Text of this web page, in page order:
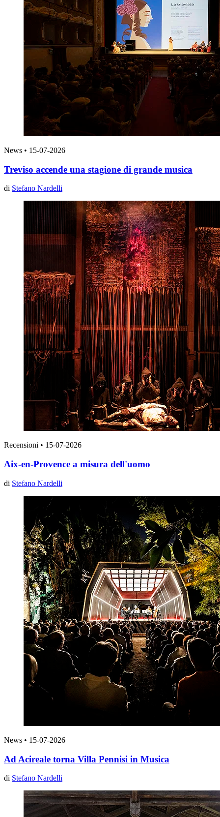
News • 15-07-2026
Treviso accende una stagione di grande musica
di Stefano Nardelli
Recensioni • 15-07-2026
Aix-en-Provence a misura dell'uomo
di Stefano Nardelli
News • 15-07-2026
Ad Acireale torna Villa Pennisi in Musica
di Stefano Nardelli